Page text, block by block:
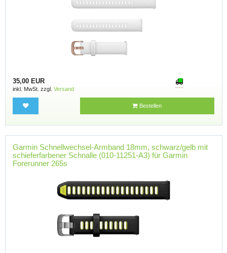
35,00 EUR
inkl. MwSt. zzgl. Versand
Bestellen
Garmin Schnellwechsel-Armband 18mm, schwarz/gelb mit
schieferfarbener Schnalle (010-11251-A3) für Garmin
Forerunner 265s